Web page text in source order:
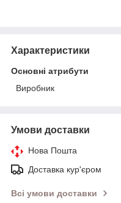
Характеристики
Основні атрибути
Виробник
Умови доставки
Нова Пошта
Доставка кур'єром
Всі умови доставки